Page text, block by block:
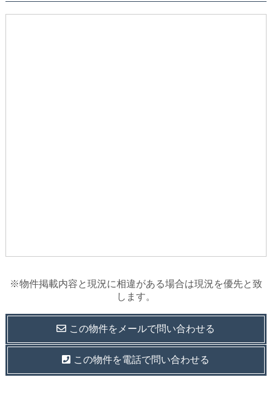
※物件掲載内容と現況に相違がある場合は現況を優先と致
します。
この物件をメールで問い合わせる
この物件を電話で問い合わせる